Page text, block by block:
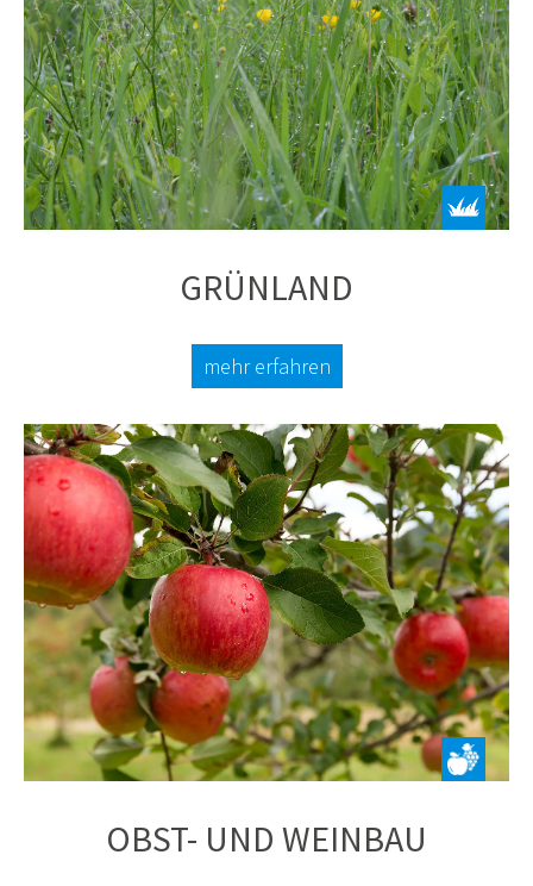
GRÜNLAND
mehr erfahren
OBST- UND WEINBAU